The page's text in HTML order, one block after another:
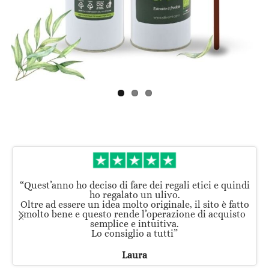
“Quest’anno ho deciso di fare dei regali etici e quindi
ho regalato un ulivo.
Oltre ad essere un idea molto originale, il sito è fatto
molto bene e questo rende l’operazione di acquisto
semplice e intuitiva.
Lo consiglio a tutti”
Laura